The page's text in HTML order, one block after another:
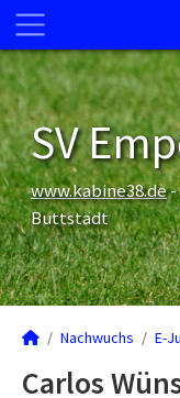
SV
www.kabine38.de-
Buttstädt
Nachwuchs E-
Carlos